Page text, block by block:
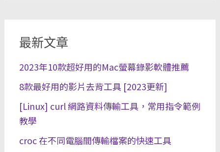
最新文章
2023年10款超好用的Mac螢幕錄影軟體推薦
8款最好用的影片去背工具 [2023更新]
[Linux] curl 網路資料傳輸工具，常用指令範例
教學
croc 在不同電腦間傳輸檔案的快速工具